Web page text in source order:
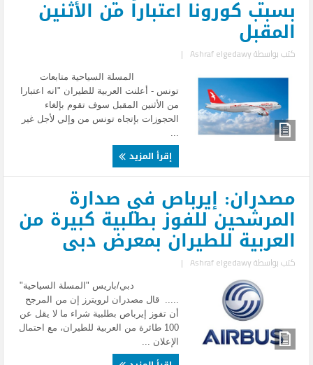
بسبب كورونا اعتبارا من الأثنين
المقبل
كتب بواسطةAshraf elgedawy
|
المسلة السياحية متابعات
تونس - أعلنت العربية للطيران "انه اعتبارا
من الأثنين المقبل سوف تقوم بإلغاء
الحجوزات بإتجاه تونس من وإلي لأجل غير
إقرأ المزيد
مصدران: إيرباص في صدارة
المرشحين للفوز بطلبية كبيرة من
العربية للطيران بمعرض دبى
كتب بواسطةAshraf elgedawy
|
دبي/باريس "المسلة السياحية"
..... قال مصدران لرويترز إن من المرجح
أن تفوز إيرباص بطلبية شراء ما لا يقل عن
100 طائرة من العربية للطيران، مع احتمال
الإعلان ...